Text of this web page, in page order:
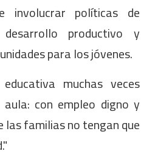
involucrar políticas de
productivo y
para los jóvenes.
muchas veces
con empleo digno y
las familias no tengan que